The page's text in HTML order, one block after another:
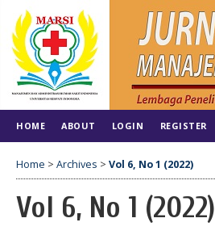
HOME ABOUT LOGIN REGISTER
Home > Archives > Vol 6, No 1 (2022)
Vol 6, No 1 (2022)